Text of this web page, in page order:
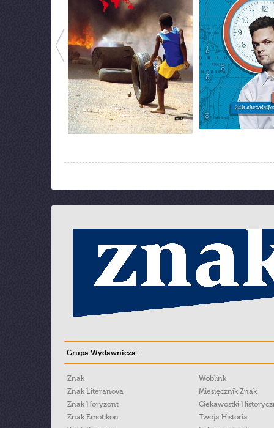
Grupa Wydawnicza:
Znak
Znak Literanova
Znak Horyzont
Znak Emotikon
Woblink
Miesięcznik Znak
Ciekawostki
Twoja Historia